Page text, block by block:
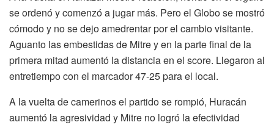
se ordenó y comenzó a jugar más. Pero el Globo se mostró
cómodo y no se dejo amedrentar por el cambio visitante.
Aguanto las embestidas de Mitre y en la parte final de la
primera mitad aumentó la distancia en el score. Llegaron al
entretiempo con el marcador 47-25 para el local.
A la vuelta de camerinos el partido se rompió, Huracán
aumentó la agresividad y Mitre no logró la efectividad